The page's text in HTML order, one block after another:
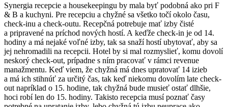
Synergia recepcie a housekeepingu by mala byť podobná ako pri F
& B a kuchyni. Pre recepciu a chyžné sa všetko točí okolo času,
check-inu a check-outu. Recepčná potrebuje mať izby čisté
a pripravené na príchod nových hostí. A keďže check-in je od 14.
hodiny a má nejaké voľné izby, tak sa snaží hostí ubytovať, aby sa
jej nehromadili na recepcii. Hotel by si mal rozmyslieť, komu dovolí
neskorý check-out, prípadne s ním pracovať v rámci revenue
manažmentu. Keď viem, že chyžná má dnes upratovať 14 izieb
a má ich stihnúť za určitý čas, tak keď niekomu dovolím late check-
out napríklad o 15. hodine, tak chyžná bude musieť ostať dlhšie,
hoci robí len do 15. hodiny. Takisto recepcia musí poznať časy